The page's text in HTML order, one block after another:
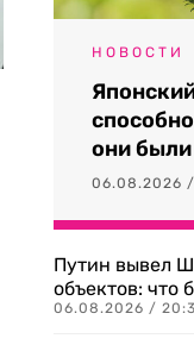
НОВОСТИ
они
06.08.2026
Путин вывел
объектов: что
06.08.2026 /